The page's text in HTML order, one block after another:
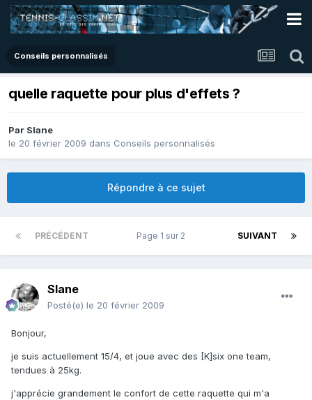
Conseils personnalisés
quelle raquette pour plus d'effets ?
Par Slane
le 20 février 2009 dans Conseils personnalisés
Répondre à ce sujet
PRÉCÉDENT SUIVANT
Page 1 sur 2
Slane
Posté(e) le 20 février 2009
Bonjour,
je suis actuellement 15/4, et joue avec des [K]six one team,
tendues à 25kg.
j'apprécie grandement le confort de cette raquette qui m'a